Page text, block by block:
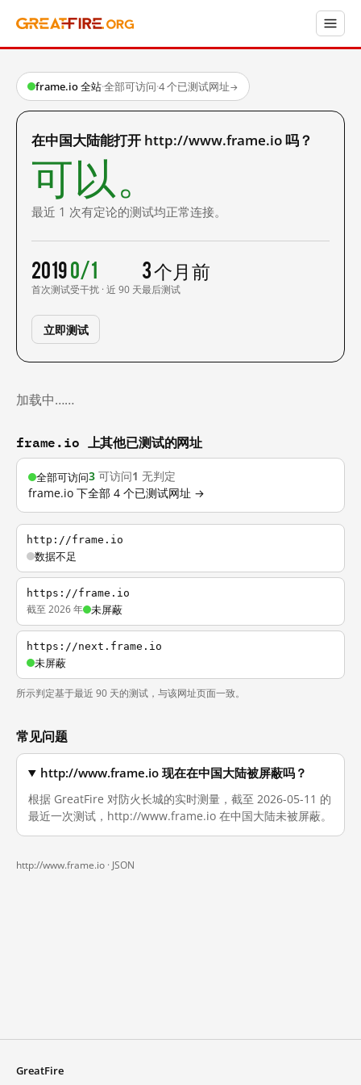
frame.io 全站·全部可访问·4 个已测试网址→
在中国大陆能打开 http://www.frame.io 吗？
可以。
最近 1 次有定论的测试均正常连接。
2019
首次测试
0/1
受干扰 · 近 90 天
3 个月前
最后测试
立即测试
加载中……
frame.io 上其他已测试的网址
全部可访问3 可访问1 无判定
frame.io 下全部 4 个已测试网址 →
http://frame.io
数据不足
https://frame.io
截至 2026 年 未屏蔽
https://next.frame.io
未屏蔽
所示判定基于最近 90 天的测试，与该网址页面一致。
常见问题
http://www.frame.io 现在在中国大陆被屏蔽吗？
根据 GreatFire 对防火长城的实时测量，截至 2026-05-11 的
最近一次测试，http://www.frame.io 在中国大陆未被屏蔽。
http://www.frame.io · JSON
GreatFire